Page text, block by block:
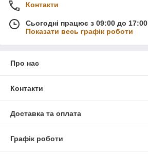
Контакти
Сьогодні працює з 09:00 до 17:00
Показати весь графік роботи
Про нас
Контакти
Доставка та оплата
Графік роботи